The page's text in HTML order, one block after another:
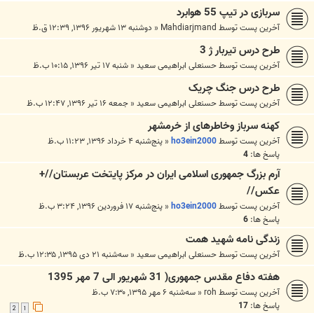
سربازی در تیپ 55 هوابرد
آخرین پست توسطMahdiarjmand
« دوشنبه ۱۳ شهریور ۱۳۹۶, ۱۲:۳۹ ق.ظ
طرح درس تیربار ژ 3
آخرین پست توسطحسنعلی ابراهیمی سعید« شنبه ۱۷ تیر ۱۳۹۶, ۱۰:۱۵ ب.ظ
طرح درس جنگ چریک
آخرین پست توسطحسنعلی ابراهیمی سعید« جمعه ۱۶ تیر ۱۳۹۶, ۱۲:۴۷ ب.ظ
کهنه سرباز وخاطرهای از خرمشهر
آخرین پست توسطho3ein2000
« پنج‌شنبه ۴ خرداد ۱۳۹۶, ۱۱:۲۳ ب.ظ
پاسخ ها: 4
آرم بزرگ جمهوری اسلامی ایران در مرکز پایتخت عربستان//+
عکس//
آخرین پست توسطho3ein2000
« پنج‌شنبه ۱۷ فروردین ۱۳۹۶, ۳:۲۴ ب.ظ
پاسخ ها: 6
زندگی نامه شهید همت
آخرین پست توسطحسنعلی ابراهیمی سعید« سه‌شنبه ۲۱ دی ۱۳۹۵, ۱۲:۳۵ ب.ظ
هفته دفاع مقدس جمهوری( 31 شهریور الی 7 مهر 1395
آخرین پست توسطroh
« سه‌شنبه ۶ مهر ۱۳۹۵, ۷:۳۰ ب.ظ
پاسخ ها: 17